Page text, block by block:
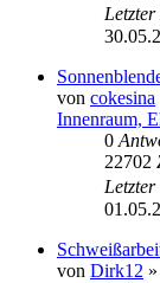
von cokesina
Innenraum,
0
22702
von Dirk12 »